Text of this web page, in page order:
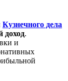
Кузнечного дела
доход.
и